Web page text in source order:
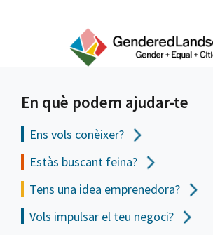
En què podem ajudar-te
Ens vols conèixer?
Estàs buscant feina?
Tens una idea emprenedora?
Vols impulsar el teu negoci?